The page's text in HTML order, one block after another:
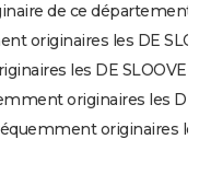
de ce département
originaires les DE
les DE SLOOVER
originaires les DE
originaires